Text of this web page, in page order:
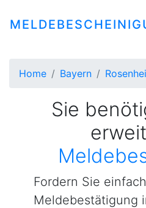
Home Bayern
Sie
Fordern Sie
Meldebestätigung